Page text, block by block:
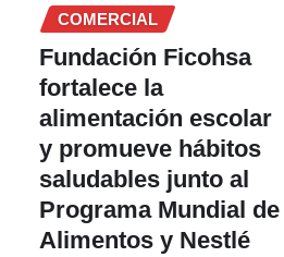
COMERCIAL
Fundación Ficohsa
fortalece la
alimentación escolar
y promueve hábitos
saludables junto al
Programa Mundial de
Alimentos y Nestlé